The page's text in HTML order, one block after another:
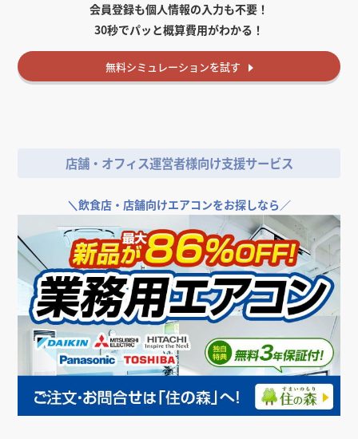
会員登録も個人情報の入力も不要！
30秒でパッと概算費用がわかる！
無料シミュレーションを試す
店舗・オフィス運営者様向け支援サービス
＼飲食店・店舗向けエアコンをお探しなら／